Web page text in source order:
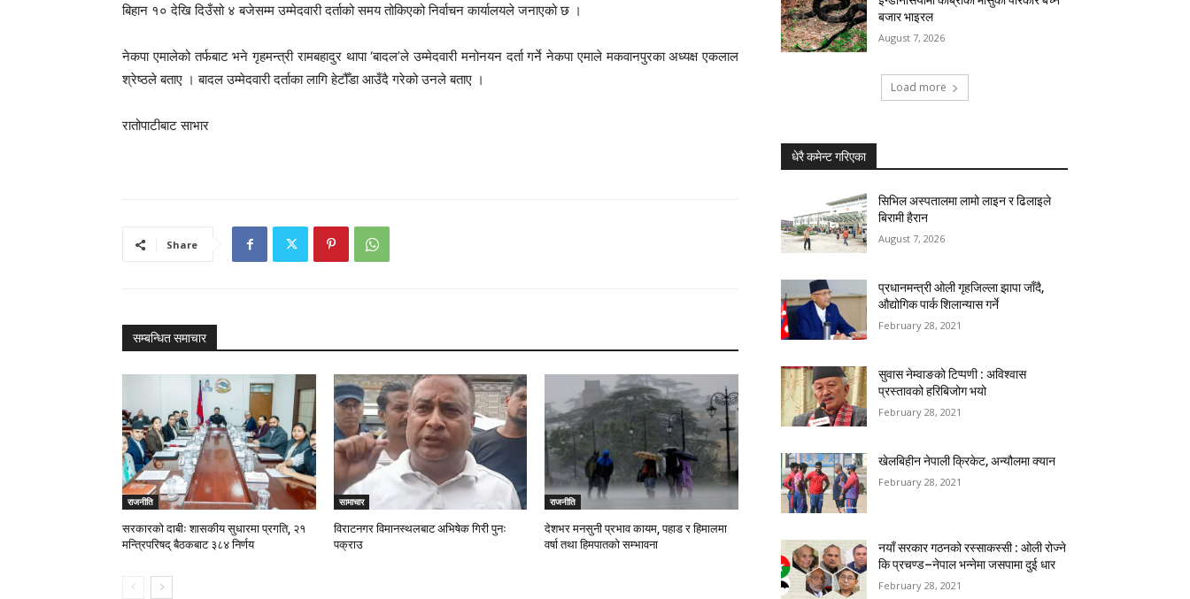
बिहान १० देखि दिउँसो ४ बजेसम्म उम्मेदवारी दर्ताको समय तोकिएको निर्वाचन कार्यालयले जनाएको छ ।
नेकपा एमालेको तर्फबाट भने गृहमन्त्री रामबहादुर थापा ‘बादल’ले उम्मेदवारी मनोनयन दर्ता गर्ने नेकपा एमाले मकवानपुरका अध्यक्ष एकलाल
श्रेष्ठले बताए । बादल उम्मेदवारी दर्ताका लागि हेटौँडा आउँदै गरेको उनले बताए ।
रातोपाटीबाट साभार
Share
सम्बन्धित समाचार
राजनीति
सरकारको दाबीः शासकीय सुधारमा प्रगति, २१
मन्त्रिपरिषद् बैठकबाट ३८४ निर्णय
सामाचार
विराटनगर विमानस्थलबाट अभिषेक गिरी पुनः
पक्राउ
राजनीति
देशभर मनसुनी प्रभाव कायम, पहाड र हिमालमा
वर्षा तथा हिमपातको सम्भावना
बजार भाइरल
August 7, 2026
Load more
धेरै कमेन्ट गरिएका
सिभिल अस्पतालमा लामो लाइन र ढिलाइले
बिरामी हैरान
August 7, 2026
प्रधानमन्त्री ओली गृहजिल्ला झापा जाँदै,
औद्योगिक पार्क शिलान्यास गर्ने
February 28, 2021
सुवास नेम्वाङको टिप्पणी : अविश्वास
प्रस्तावको हरिबिजोग भयो
February 28, 2021
खेलबिहीन नेपाली क्रिकेट, अन्यौलमा क्यान
February 28, 2021
नयाँ सरकार गठनको रस्साकस्सी : ओली रोज्ने
कि प्रचण्ड–नेपाल भन्नेमा जसपामा दुई धार
February 28, 2021